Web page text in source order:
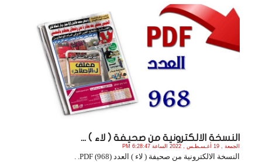
النسخة الالكترونية من صحيفة ( لاء ) ...
الجمعة , 19 أغـسـطـس , 2022 الساعة 6:28:47 PM
النسخة الالكترونية من صحيفة ( لاء ) العدد (968) PDF. .